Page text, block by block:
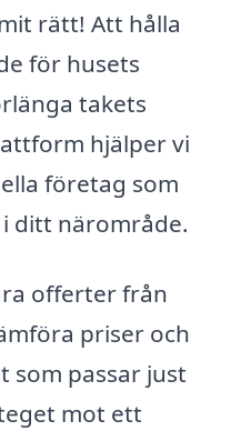
rätt! Att hålla
för husets
takets
hjälper vi
företag som
ditt närområde.
offerter från
priser och
passar just
mot ett